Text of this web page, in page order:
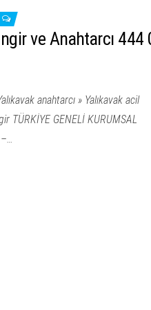
ve Anahtarcı 444
anahtarcı » Yalıkavak acil
TÜRKİYE GENELİ KURUMSAL